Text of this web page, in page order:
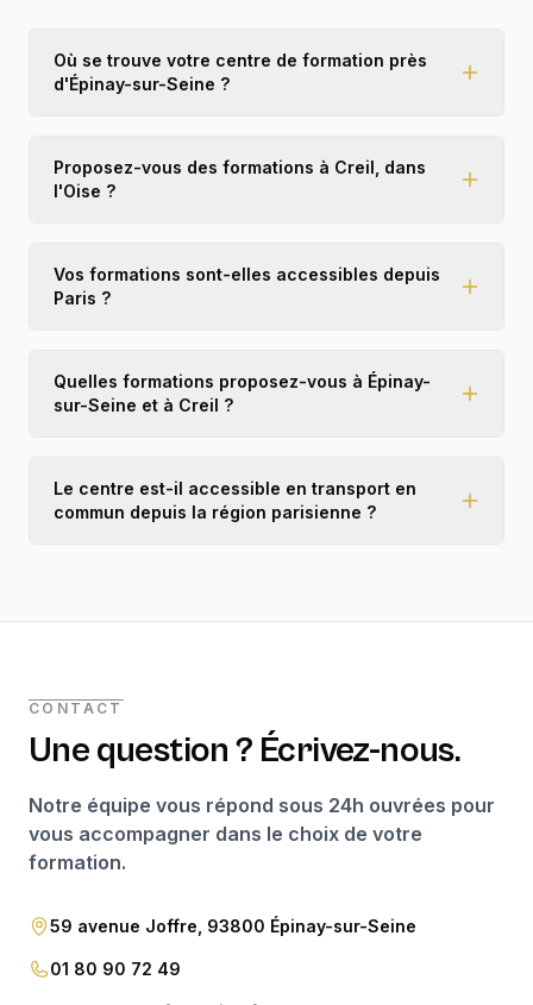
sérieuse et de qualité ! 🚖👏
Où se trouve votre centre de formation près
d'Épinay-sur-Seine ?
Proposez-vous des formations à Creil, dans
l'Oise ?
Vos formations sont-elles accessibles depuis
Paris ?
Quelles formations proposez-vous à Épinay-
sur-Seine et à Creil ?
Le centre est-il accessible en transport en
commun depuis la région parisienne ?
CONTACT
Une question ? Écrivez-nous.
Notre équipe vous répond sous 24h ouvrées pour
vous accompagner dans le choix de votre
formation.
59 avenue Joffre, 93800 Épinay-sur-Seine
01 80 90 72 49